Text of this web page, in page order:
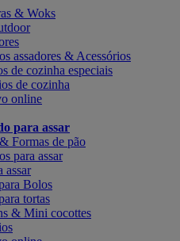
& Woks
assadores & Acessórios
de cozinha especiais
de cozinha
online
para assar
Formas de pão
para assar
assar
Bolos
tortas
& Mini cocottes